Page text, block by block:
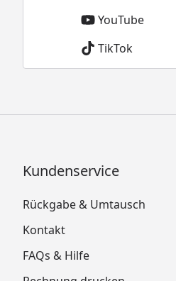
YouTube
TikTok
Kundenservice
Rückgabe & Umtausch
Kontakt
FAQs & Hilfe